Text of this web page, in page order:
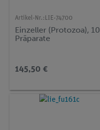
Artikel-Nr.: LIE-74700
Einzeller (Protozoa), 10
Präparate
145,50 €